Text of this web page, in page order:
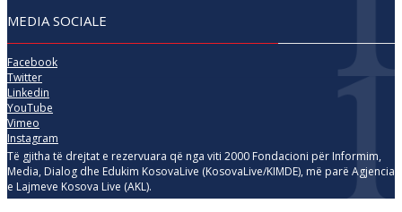
MEDIA SOCIALE
Facebook
Twitter
Linkedin
YouTube
Vimeo
Instagram
Të gjitha të drejtat e rezervuara që nga viti 2000 Fondacioni për Informim,
Media, Dialog dhe Edukim KosovaLive (KosovaLive/KIMDE), më parë Agjencia
e Lajmeve Kosova Live (AKL).